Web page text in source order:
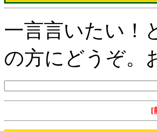
一言言いたい！
の方にどうぞ。
[